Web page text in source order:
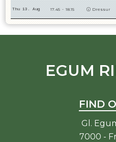
Thu 13. Aug 17.45 - 18.15 Dressur
EGUM
FIND
Gl.
7000 -